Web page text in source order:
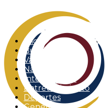
Inicio
Buga
Valle del Cauca
Nacional
Internacional
Entretenimiento
Deportes